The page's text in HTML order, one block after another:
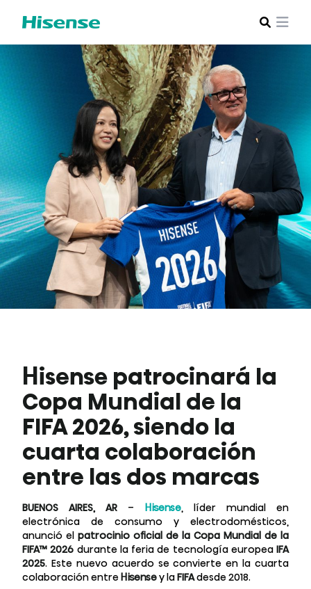
Hisense patrocinará la
Copa Mundial de la
FIFA 2026, siendo la
cuarta colaboración
entre las dos marcas
BUENOS AIRES, AR – Hisense, líder mundial en
electrónica de consumo y electrodomésticos,
anunció el patrocinio oficial de la Copa Mundial de la
FIFA™ 2026 durante la feria de tecnología europea IFA
2025. Este nuevo acuerdo se convierte en la cuarta
colaboración entre Hisensey laFIFAdesde 2018.